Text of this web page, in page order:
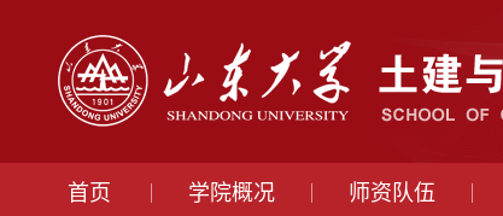
首页 学院概况 师资队伍